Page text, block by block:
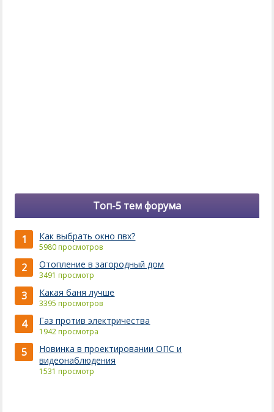
Топ-5 тем форума
1 Как выбрать окно пвх?
5980 просмотров
2 Отопление в загородный дом
3491 просмотр
3 Какая баня лучше
3395 просмотров
4 Газ против электричества
1942 просмотра
5
Новинка в проектировании ОПС и
видеонаблюдения
1531 просмотр